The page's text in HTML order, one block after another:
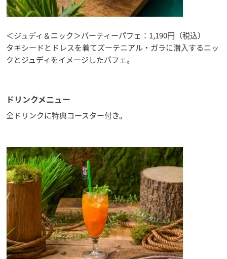
＜ジュディ＆ニック＞パーティーパフェ：1,190円（税込）
タキシードとドレスを着てズーテニアル・ガラに潜入するニッ
クとジュディをイメージしたパフェ。
ドリンクメニュー
全ドリンクに特典コースター付き。